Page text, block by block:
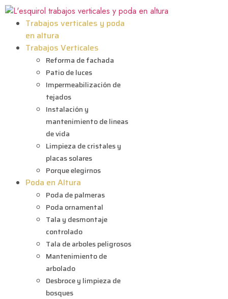
Trabajos verticales y poda
en altura
Trabajos Verticales
Reforma de fachada
Patio de luces
Impermeabilización de
tejados
Instalación y
mantenimiento de lineas
de vida
Limpieza de cristales y
placas solares
Porque elegirnos
Poda en Altura
Poda de palmeras
Poda ornamental
Tala y desmontaje
controlado
Tala de arboles peligrosos
Mantenimiento de
arbolado
Desbroce y limpieza de
bosques